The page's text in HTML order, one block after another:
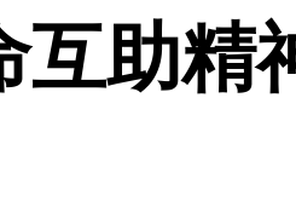
互助精